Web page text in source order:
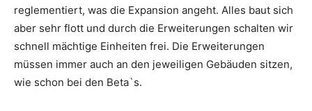
reglementiert, was die Expansion angeht. Alles baut sich
aber sehr flott und durch die Erweiterungen schalten wir
schnell mächtige Einheiten frei. Die Erweiterungen
müssen immer auch an den jeweiligen Gebäuden sitzen,
wie schon bei den Beta`s.